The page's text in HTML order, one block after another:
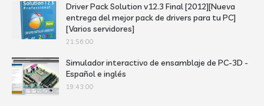
Driver Pack Solution v12.3 Final [2012][Nueva
entrega del mejor pack de drivers para tu PC]
[Varios servidores]
21:56:00
Simulador interactivo de ensamblaje de PC-3D -
Español e inglés
19:43:00